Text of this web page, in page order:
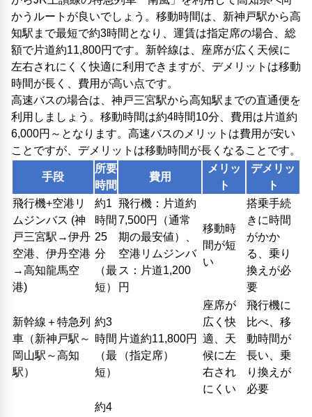
かうルートが良いでしょう。移動時間は、新神戸駅から高
知駅まで最短で約3時間となり、運賃は指定席の場合、総
額で片道約11,800円です。新幹線は、座席が広く天候に
左右されにくく快適に利用できますが、デメリットは移動
時間が長く、費用が高い点です。
高速バスの場合は、神戸三宮駅から高知駅までの直通便を
利用しましょう。移動時間は約4時間10分、費用は片道約
6,000円～となります。高速バスのメリットは費用が安い
ことですが、デメリットは移動時間が長くなることです。
手段
所要
時間
費用
メリッ
ト
デメリッ
ト
飛行機+空港リ
ムジンバス (神
戸三宮駅→伊丹
空港、伊丹空港
→高知龍馬空
港)
約1
時間
25
分
（最
短）
飛行機：片道約
7,500円（通常
期の最安値）、
空港リムジンバ
ス：片道1,200
円
移動時
間が短
い
搭乗手続
きに時間
がかか
る、乗り
換えが必
要
新幹線＋特急列
車（新神戸駅～
岡山駅～高知
駅）
約3
時間
（最
短）
片道約11,800円
（指定席）
座席が
広く快
適、天
候に左
右され
にくい
飛行機に
比べ、移
動時間が
長い、乗
り換えが
必要
約4